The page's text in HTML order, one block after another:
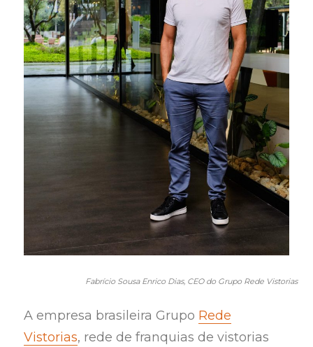
Fabrício Sousa Enrico Dias, CEO do Grupo Rede Vistorias
A empresa brasileira Grupo Rede
Vistorias, rede de franquias de vistorias